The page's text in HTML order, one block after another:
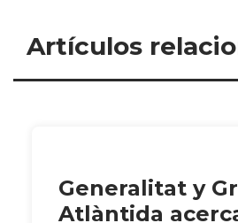
Artículos
Generalitat y
Atlàntida